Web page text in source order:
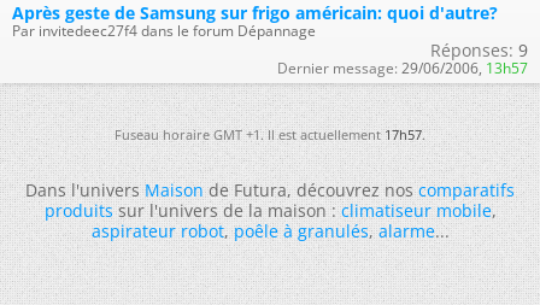
Après geste de Samsung sur frigo américain: quoi d'autre?
Par invitedeec27f4 dans le forum Dépannage
Réponses: 9
Dernier message: 29/06/2006, 13h57
Fuseau horaire GMT +1. Il est actuellement17h57.
Dans l'universMaisonde Futura, découvrez noscomparatifs
produitssur l'univers de la maison :climatiseur mobile,
aspirateur robot,poêle à granulés,alarme...